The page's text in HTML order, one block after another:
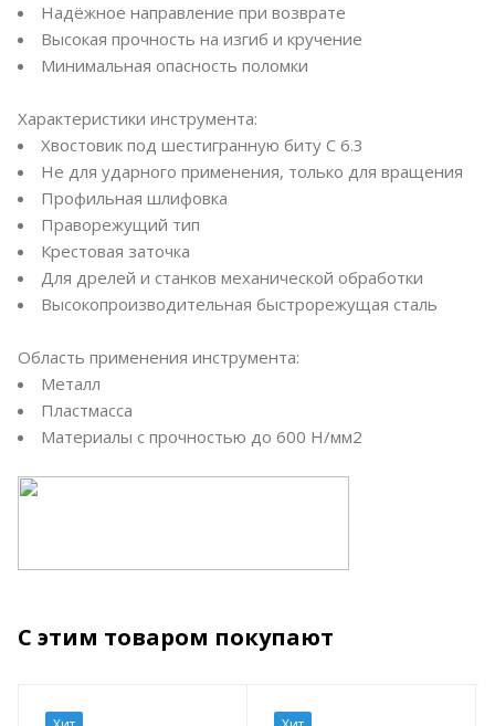
Надёжное направление при возврате
Высокая прочность на изгиб и кручение
Минимальная опасность поломки
Характеристики инструмента:
Хвостовик под шестигранную биту С 6.3
Не для ударного применения, только для вращения
Профильная шлифовка
Праворежущий тип
Крестовая заточка
Для дрелей и станков механической обработки
Высокопроизводительная быстрорежущая сталь
Область применения инструмента:
Металл
Пластмасса
Материалы с прочностью до 600 Н/мм2
С этим товаром покупают